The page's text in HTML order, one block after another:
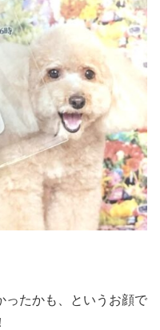
ったかも、というお顔で